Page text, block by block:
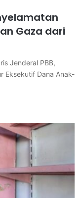
Gaza dari
Jenderal PBB,
Eksekutif Dana Anak-